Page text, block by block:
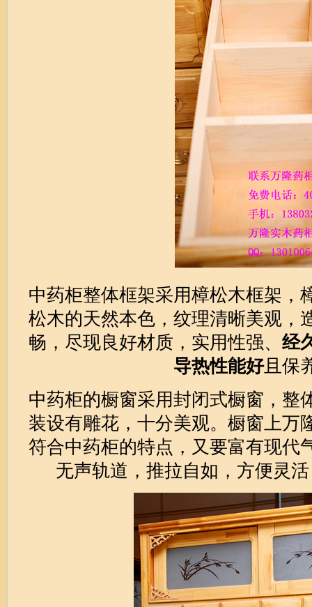
中药柜整体框架采用樟松木框架，
松木的天然本色，纹理清晰美观，
畅，尽现良好材质，实用性强、 经
导热性能好且保
中药柜的橱窗采用封闭式橱窗，整
装设有雕花，十分美观。橱窗上万
符合中药柜的特点，又要富有现代
无声轨道，推拉自如，方便灵